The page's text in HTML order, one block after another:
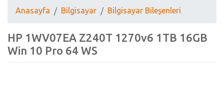
Anasayfa Bilgisayar Bilgisayar Bileşenleri
HP 1WV07EA Z240T 1270v6 1TB 16GB
Win 10 Pro 64 WS